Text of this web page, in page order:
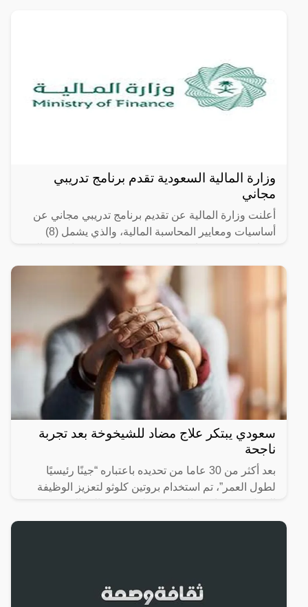
وزارة المالية السعودية تقدم برنامج تدريبي
مجاني
أعلنت وزارة المالية عن تقديم برنامج تدريبي مجاني عن
أساسيات ومعايير المحاسبة المالية، والذي يشمل (8)
سعودي يبتكر علاج مضاد للشيخوخة بعد تجربة
ناجحة
بعد أكثر من 30 عاما من تحديده باعتباره “جينًا رئيسيًا
لطول العمر”، تم استخدام بروتين كلوثو لتعزيز الوظيفة
الريسوسية،